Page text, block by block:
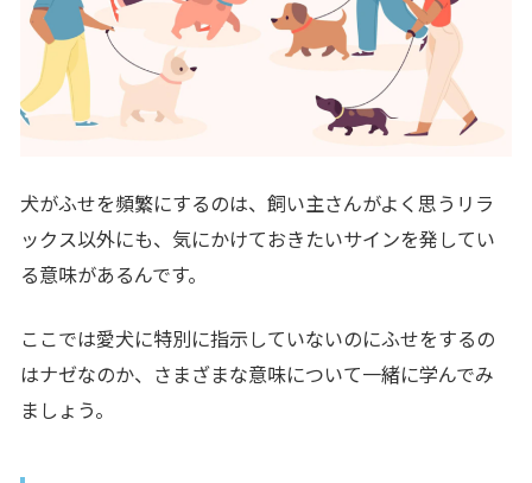
犬がふせを頻繁にするのは、飼い主さんがよく思うリラ
ックス以外にも、気にかけておきたいサインを発してい
る意味があるんです。
ここでは愛犬に特別に指示していないのにふせをするの
はナゼなのか、さまざまな意味について一緒に学んでみ
ましょう。